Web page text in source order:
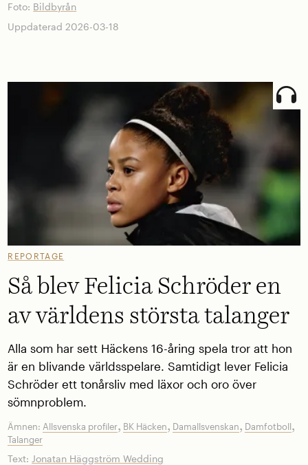
Foto: Bildbyrån
Uppdaterad 2026-03-18
REPORTAGE
Så blev Felicia Schröder en
av världens största talanger
Alla som har sett Häckens 16-åring spela tror att hon
är en blivande världsspelare. Samtidigt lever Felicia
Schröder ett tonårsliv med läxor och oro över
sömnproblem.
Ämnen: Allsvenska profiler, BK Häcken, Damallsvenskan, Damfotboll,
Talanger
Text: Jonatan Häggström Wedding